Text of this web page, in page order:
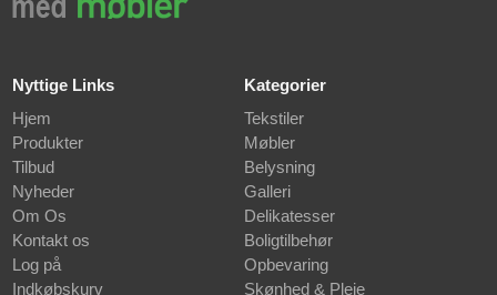
Nyttige Links
Hjem
Produkter
Tilbud
Nyheder
Om Os
Kontakt os
Log på
Indkøbskurv
Kategorier
Tekstiler
Møbler
Belysning
Galleri
Delikatesser
Boligtilbehør
Opbevaring
Skønhed & Pleje